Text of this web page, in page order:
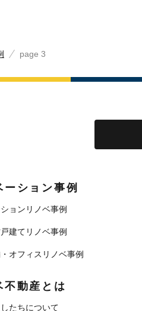
page 3
ーション事例
ョンリノベ事例
建てリノベ事例
オフィスリノベ事例
不動産とは
たちについて